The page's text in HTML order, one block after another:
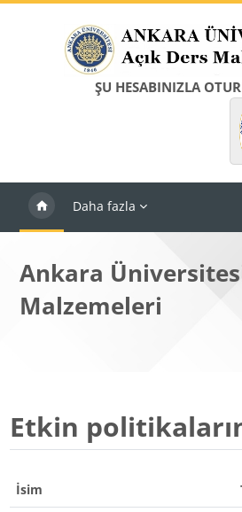
ŞU HESABINIZLA
Daha fazla
Ankara
Malzemeleri
Etkin
İsim